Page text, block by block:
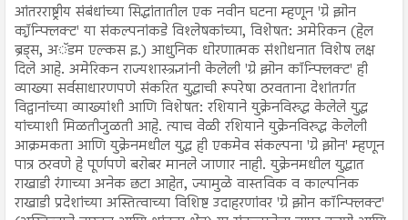
आंतरराष्ट्रीय संबंधांच्या सिद्धांतातील एक नवीन घटना म्हणून 'ग्रे झोन
कॉन्फ्लिक्ट' या संकल्पनांकडे विश्लेषकांच्या, विशेषत: अमेरिकन (हेल
ब्रँड्स, अॅडम एल्कस इ.) आधुनिक धोरणात्मक संशोधनात विशेष लक्ष
दिले आहे. अमेरिकन राज्यशास्त्रज्ञांनी केलेली 'ग्रे झोन कॉन्फ्लिक्ट' ही
व्याख्या सर्वसाधारणपणे संकरित युद्धाची रूपरेषा ठरवताना देशांतर्गत
विद्वानांच्या व्याख्यांशी आणि विशेषत: रशियाने युक्रेनविरुद्ध केलेले युद्ध
यांच्याशी मिळतीजुळती आहे. त्याच वेळी रशियाने युक्रेनविरुद्ध केलेली
आक्रमकता आणि युक्रेनमधील युद्ध ही एकमेव संकल्पना 'ग्रे झोन' म्हणून
पात्र ठरवणे हे पूर्णपणे बरोबर मानले जाणार नाही. युक्रेनमधील युद्धात
राखाडी रंगाच्या अनेक छटा आहेत, ज्यामुळे वास्तविक व काल्पनिक
राखाडी प्रदेशांच्या अस्तित्वाच्या विशिष्ट उदाहरणांवर 'ग्रे झोन कॉन्फ्लिक्ट'